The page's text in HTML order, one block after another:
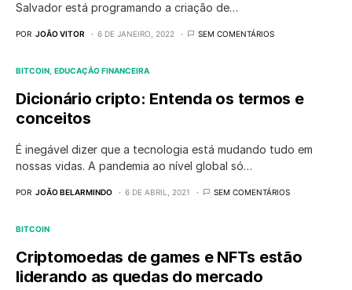
Salvador está programando a criação de…
POR JOÃO VITOR 6 DE JANEIRO, 2022 SEM COMENTÁRIOS
BITCOIN EDUCAÇÃO FINANCEIRA
Dicionário cripto: Entenda os termos e
conceitos
É inegável dizer que a tecnologia está mudando tudo em
nossas vidas. A pandemia ao nível global só…
POR JOÃO BELARMINDO 6 DE ABRIL, 2021 SEM COMENTÁRIOS
BITCOIN
Criptomoedas de games e NFTs estão
liderando as quedas do mercado